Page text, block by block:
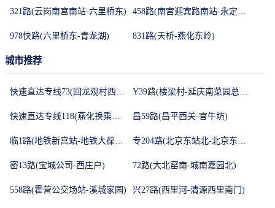
321路(云岗南宫南站-六里桥东) 458路(南宫迎宾路南站-永定门汽车站)
978快路(六里桥东-青龙湖) 831路(天桥-燕化东岭)
城市推荐
快速直达专线73(回龙观村西区-地铁龙泽站) Y39路(楼梁村-延庆南菜园总站)
快速直达专线118(燕化换乘中心-莲花桥) 昌59路(昌平西关-官牛坊)
临1路(地铁新宫站-地铁大葆台站) 专204路(北京东站北-北京东站北广场)
密13路(宝城公司-西庄户) 72路(大北窑南-城南嘉园北)
558路(霍营公交场站-溪城家园) 兴27路(西里河-清源西里南门)